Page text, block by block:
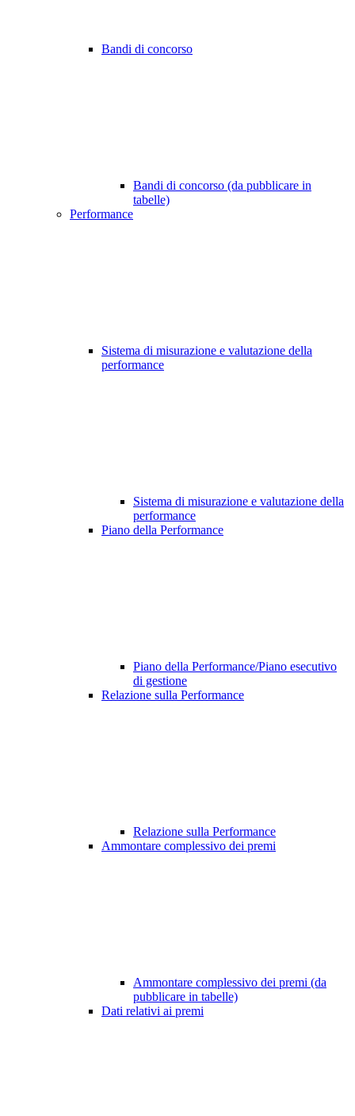
Bandi di concorso
Bandi di concorso (da pubblicare in
tabelle)
Performance
Sistema di misurazione e valutazione della
performance
Sistema di misurazione e valutazione della
performance
Piano della Performance
Piano della Performance/Piano esecutivo
di gestione
Relazione sulla Performance
Relazione sulla Performance
Ammontare complessivo dei premi
Ammontare complessivo dei premi (da
pubblicare in tabelle)
Dati relativi ai premi